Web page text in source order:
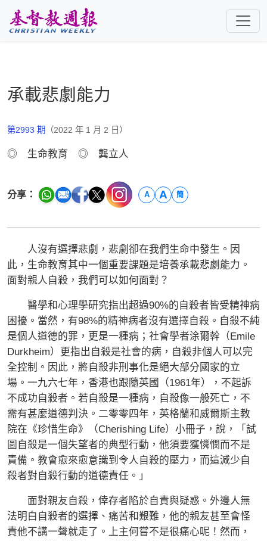
承載悲劇能力
第2993 期 （2022 年 1 月 2 日）
◎ 生命教育 ◎ 龔立人
分享： A A 簡
人沒有選擇悲劇，悲劇卻在我們生命中發生。因
此，生命教育其中一個重要課題是培養承載悲劇能力。
面對親人自殺，我們可以如何面對？
醫學和心理學研究指出超過90%的自殺者皆受精神病
困擾。當然，有98%的精神病者沒有選擇自殺。自殺不純
是個人道德的罪，更是一種病；社會學者涂爾幹（Emile
Durkheim）更指出自殺是社會的病，自殺非個人可以完
全控制。因此，將自殺非刑事化是絕大部分國家的立
場。一九六七年，香港也跟隨英國（1961年），不起訴
不成功自殺者。若自殺是一種病，自殺像一般死亡，不
需有甚麼道德判決。二零零四年，英格蘭和威爾斯主教
院在《珍惜生命》（Cherishing Life）小冊子，說，「試
圖自殺是一個失望者的典型行動，他須要獲憐憫而不是
責備。教會愈來愈意識到令人自殺的壓力，而這減少自
殺者對自殺行動的道德責任。」
面對親友自殺，倖存者陷於自責與疑惑。外邊人無
法明白自殺者的選擇、痛苦和艱難，他的親友甚至會怪
責他不講一聲就走了。上主何嘗不是很痛心呢！然而，